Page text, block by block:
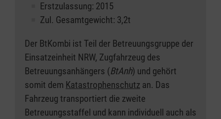
Erstzulassung: 2015
Zul. Gesamtgewicht: 3,2t
Der BtKombi ist Teil der Betreuungsgruppe der
Einsatzeinheit NRW, Zugfahrzeug des
Betreuungsanhängers (BtAnh) und gehört
somit dem Katastrophenschutz an. Das
Fahrzeug transportiert die zweite
Betreuungsstaffel und kann individuell auch als